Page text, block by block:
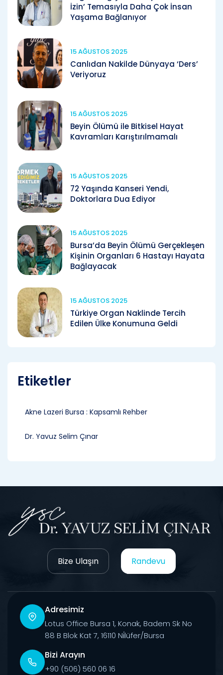
İzin’ Temasıyla Daha Çok İnsan
Yaşama Bağlanıyor
15 AĞUSTOS 2025
Canlıdan Nakilde Dünyaya ‘Ders’
Veriyoruz
15 AĞUSTOS 2025
Beyin Ölümü ile Bitkisel Hayat
Kavramları Karıştırılmamalı
15 AĞUSTOS 2025
72 Yaşında Kanseri Yendi,
Doktorlara Dua Ediyor
15 AĞUSTOS 2025
Bursa’da Beyin Ölümü Gerçekleşen
Kişinin Organları 6 Hastayı Hayata
Bağlayacak
15 AĞUSTOS 2025
Türkiye Organ Naklinde Tercih
Edilen Ülke Konumuna Geldi
Etiketler
Akne Lazeri Bursa : Kapsamlı Rehber
Dr. Yavuz Selim Çınar
Bize Ulaşın Randevu
Adresimiz
Lotus Office Bursa 1, Konak, Badem Sk No
88 B Blok Kat 7, 16110 Ni̇lüfer/Bursa
Bizi Arayın
+90 (506) 560 06 16